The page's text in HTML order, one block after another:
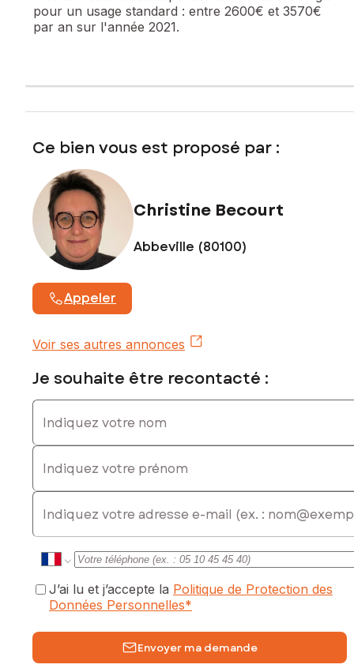
Honoraires charge vendeur
numéro 421 525 783
pour un usage standard : entre 2600€ et 3570€
par an sur l'année 2021.
Ce bien vous est proposé par :
Christine Becourt
Abbeville (80100)
Appeler
Voir ses autres annonces
Je souhaite être recontacté :
Indiquez votre nom
Indiquez votre prénom
E-mail
J’ai lu et j’accepte la Politique de Protection des
Données Personnelles*
Envoyer ma demande